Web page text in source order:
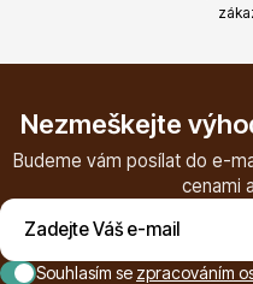
Nezmeškejte
Budeme vám posílat do e-
cenami
Souhlasím se zpracováním